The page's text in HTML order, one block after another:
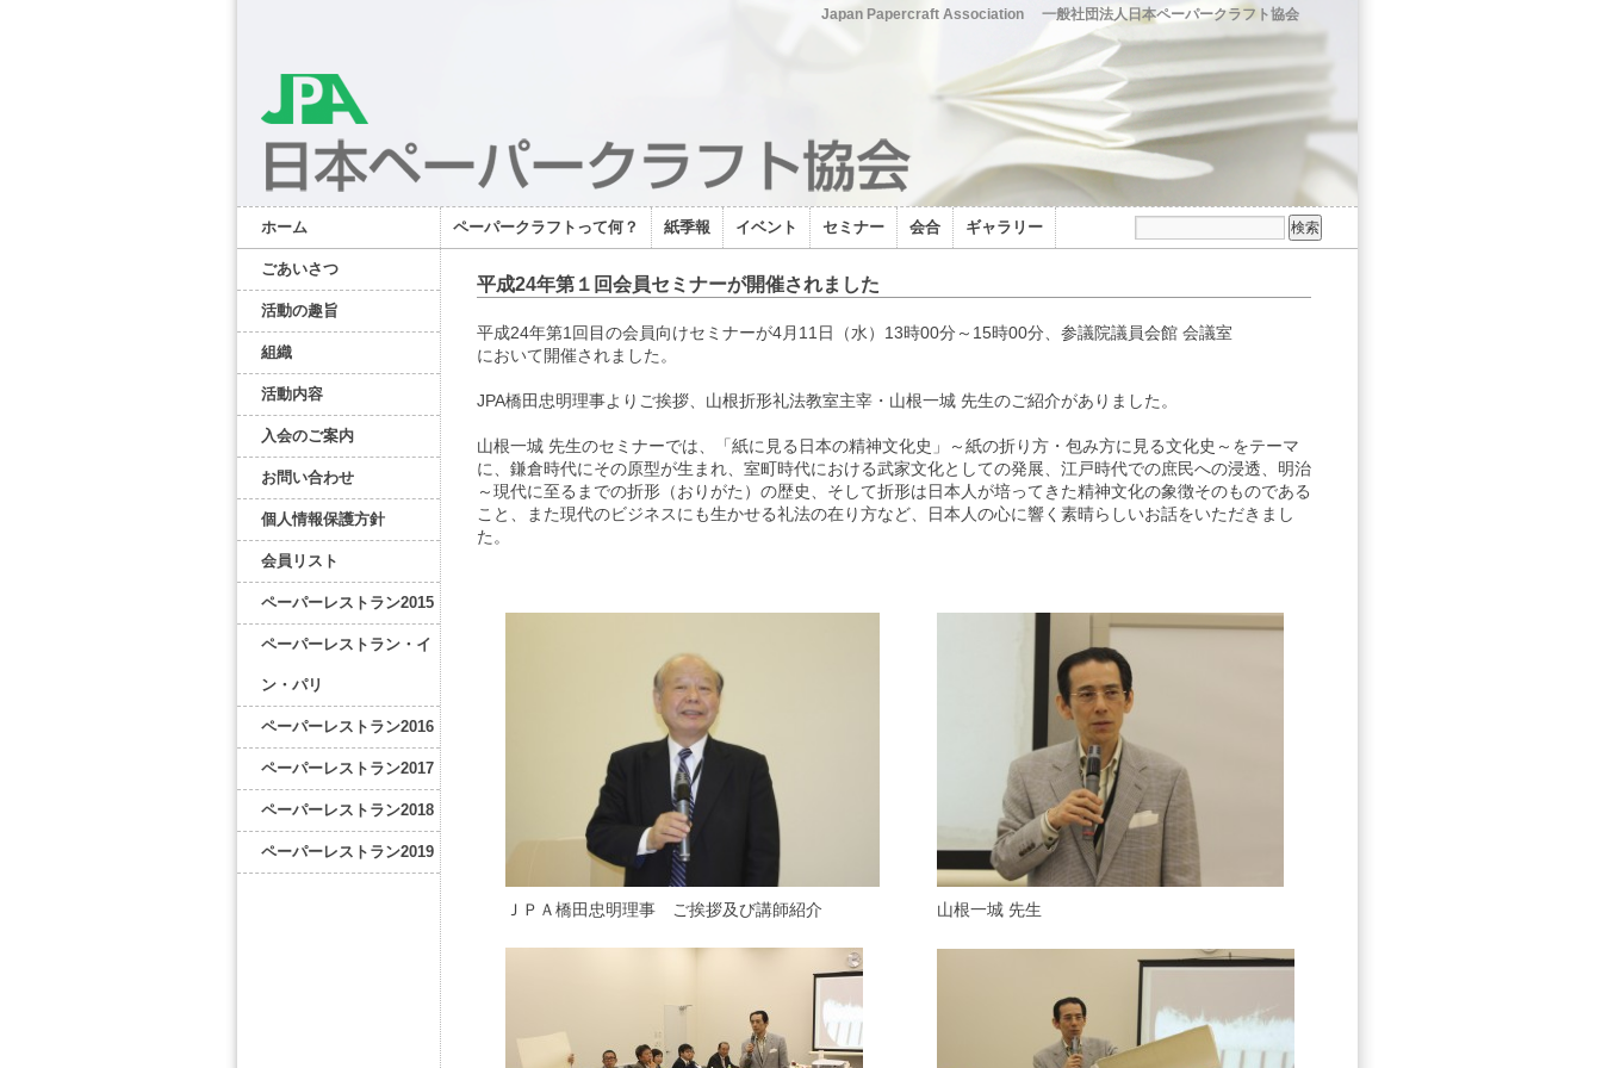
Japan Papercraft Association 一般社団法人日本ペーパークラフト協会
ホーム ペーパークラフトって何？ 紙季報 イベント セミナー 会合 ギャラリー
ごあいさつ
活動の趣旨
組織
活動内容
入会のご案内
お問い合わせ
個人情報保護方針
会員リスト
ペーパーレストラン2015
ペーパーレストラン・イ
ン・パリ
ペーパーレストラン2016
ペーパーレストラン2017
ペーパーレストラン2018
ペーパーレストラン2019
平成24年第１回会員セミナーが開催されました
平成24年第1回目の会員向けセミナーが4月11日（水）13時00分～15時00分、参議院議員会館 会議室
において開催されました。
JPA橋田忠明理事よりご挨拶、山根折形礼法教室主宰・山根一城 先生のご紹介がありました。
山根一城 先生のセミナーでは、「紙に見る日本の精神文化史」～紙の折り方・包み方に見る文化史～をテーマ
に、鎌倉時代にその原型が生まれ、室町時代における武家文化としての発展、江戸時代での庶民への浸透、明治
～現代に至るまでの折形（おりがた）の歴史、そして折形は日本人が培ってきた精神文化の象徴そのものである
こと、また現代のビジネスにも生かせる礼法の在り方など、日本人の心に響く素晴らしいお話をいただきまし
た。
ＪＰＡ橋田忠明理事 ご挨拶及び講師紹介 山根一城 先生